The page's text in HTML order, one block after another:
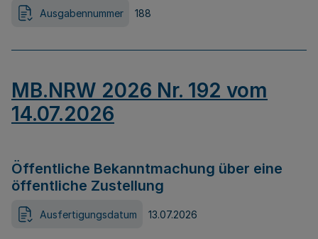
Ausgabennummer 188
MB.NRW 2026 Nr. 192 vom
14.07.2026
Öffentliche Bekanntmachung über eine
öffentliche Zustellung
Ausfertigungsdatum 13.07.2026